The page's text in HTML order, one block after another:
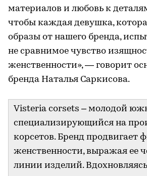
материалов и любовь к
чтобы каждая девушка,
образы от нашего бренда,
не сравнимое чувство
женственности», — говорит
бренда Наталья Саркисова.
Visteria corsets – молодой
специализирующийся на
корсетов. Бренд продвигает
женственности, выражая ее
линии изделий.